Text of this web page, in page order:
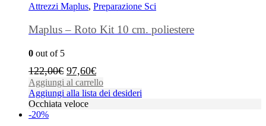
Attrezzi Maplus, Preparazione Sci
Maplus – Roto Kit 10 cm. poliestere
0 out of 5
122,00€ 97,60€
Aggiungi al carrello
Aggiungi alla lista dei desideri
Occhiata veloce
-20%